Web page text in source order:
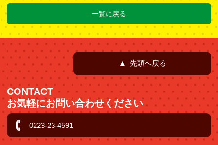
一覧に戻る
▲ 先頭へ戻る
CONTACT
お気軽にお問い合わせください
0223-23-4591